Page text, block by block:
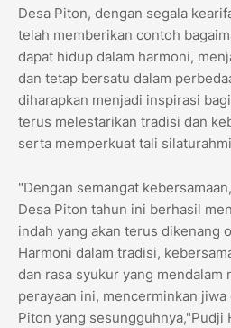
Desa Piton, dengan segala
telah memberikan contoh
dapat hidup dalam harmoni,
dan tetap bersatu dalam
diharapkan menjadi inspirasi
terus melestarikan tradisi dan
serta memperkuat tali
"Dengan semangat
Desa Piton tahun ini berhasil
indah yang akan terus dikenang
Harmoni dalam tradisi,
dan rasa syukur yang mendalam
perayaan ini, mencerminkan
Piton yang sesungguhnya,"Pudji